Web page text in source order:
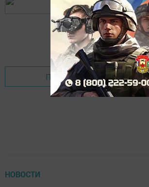
Перейти на страницу
НОВОСТИ